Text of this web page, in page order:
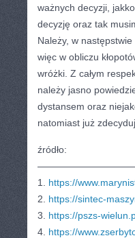
ważnych decyzji,
decyzję oraz tak
Należy, w
więc w obliczu
wróżki. Z całym
należy jasno
dystansem oraz
natomiast już
źródło:
1. https://
2. https://sintec-
3. https://pszs-
4. https://